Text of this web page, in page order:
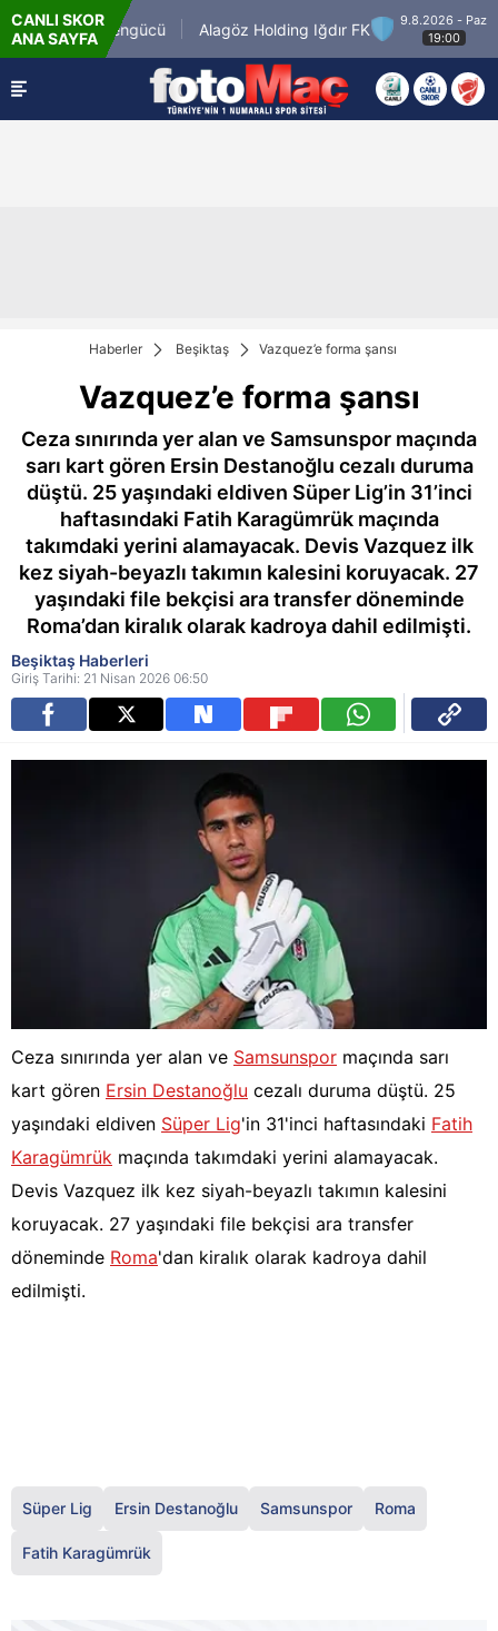
CANLI SKOR
ANA SAYFA
Keçiörengücü Alagöz Holding Iğdır FK
9.8.2026 - Paz
19:00
Haberler Beşiktaş Vazquez’e forma şansı
Vazquez’e forma şansı
Ceza sınırında yer alan ve Samsunspor maçında
sarı kart gören Ersin Destanoğlu cezalı duruma
düştü. 25 yaşındaki eldiven Süper Lig’in 31’inci
haftasındaki Fatih Karagümrük maçında
takımdaki yerini alamayacak. Devis Vazquez ilk
kez siyah-beyazlı takımın kalesini koruyacak. 27
yaşındaki file bekçisi ara transfer döneminde
Roma’dan kiralık olarak kadroya dahil edilmişti.
Beşiktaş Haberleri
Giriş Tarihi: 21 Nisan 2026 06:50
Ceza sınırında yer alan ve Samsunspor maçında sarı
kart gören Ersin Destanoğlu cezalı duruma düştü. 25
yaşındaki eldiven Süper Lig'in 31'inci haftasındaki Fatih
Karagümrük maçında takımdaki yerini alamayacak.
Devis Vazquez ilk kez siyah-beyazlı takımın kalesini
koruyacak. 27 yaşındaki file bekçisi ara transfer
döneminde Roma'dan kiralık olarak kadroya dahil
edilmişti.
Süper Lig Ersin Destanoğlu Samsunspor Roma
Fatih Karagümrük